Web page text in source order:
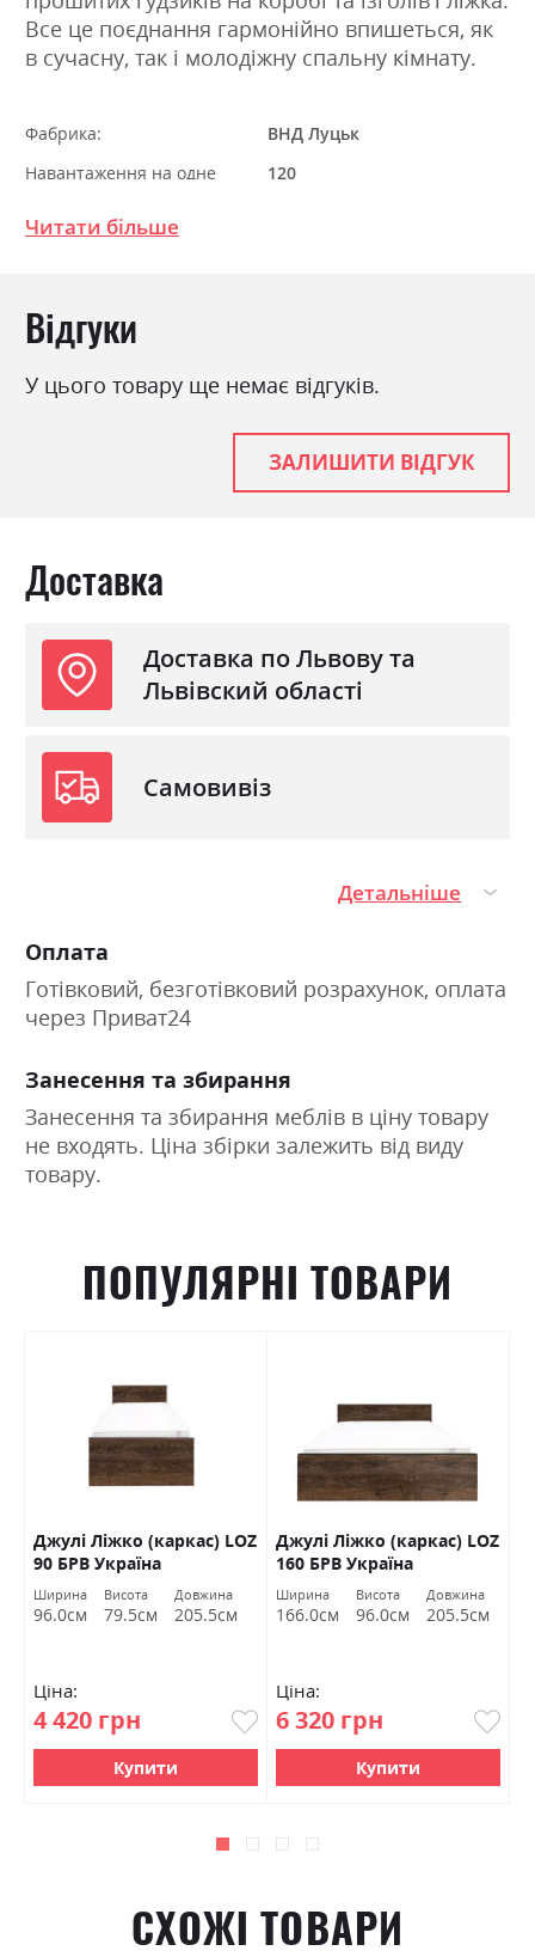
Все це поєднання гармонійно впишеться, як
в сучасну, так і молодіжну спальну кімнату.
Фабрика:
ВНД Луцьк
Навантаження на одне
120
Стиль
Ніша для білизни
Спальне місце
З матрацом
так
Читати більше
Відгуки
У цього товару ще немає відгуків.
ЗАЛИШИТИ ВІДГУК
Доставка
Доставка по Львову та
Львівский області
Самовивіз
Детальніше
Оплата
Готівковий, безготівковий розрахунок, оплата
через Приват24
Занесення та збирання
Занесення та збирання меблів в ціну товару
не входять. Ціна збірки залежить від виду
товару.
ПОПУЛЯРНІ ТОВАРИ
Джулі Ліжко (каркас) LOZ
90 БРВ Україна
Ширина
96.0см
Висота
79.5см
Довжина
205.5см
Ціна:
4 420 грн
Купити
Джулі Ліжко (каркас) LOZ
160 БРВ Україна
Ширина
166.0см
Висота
96.0см
Довжина
205.5см
Ціна:
6 320 грн
Купити
СХОЖІ ТОВАРИ